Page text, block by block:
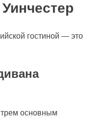
гостиной — это
трем основным